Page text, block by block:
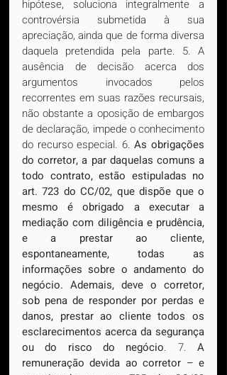
hipótese, soluciona integralmente a
controvérsia submetida à sua
apreciação, ainda que de forma diversa
daquela pretendida pela parte. 5. A
ausência de decisão acerca dos
argumentos invocados pelos
recorrentes em suas razões recursais,
não obstante a oposição de embargos
de declaração, impede o conhecimento
do recurso especial. 6. As obrigações
do corretor, a par daquelas comuns a
todo contrato, estão estipuladas no
art. 723 do CC/02, que dispõe que o
mesmo é obrigado a executar a
mediação com diligência e prudência,
e a prestar ao cliente,
espontaneamente, todas as
informações sobre o andamento do
negócio. Ademais, deve o corretor,
sob pena de responder por perdas e
danos, prestar ao cliente todos os
esclarecimentos acerca da segurança
ou do risco do negócio. 7. A
remuneração devida ao corretor – e